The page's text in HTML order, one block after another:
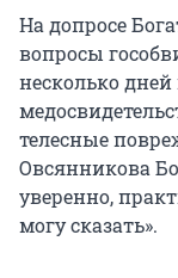
На допросе
вопросы
несколько
телесные
Овсянникова
уверенно,
могу сказать».